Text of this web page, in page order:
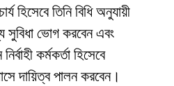
হিসেবে তিনি বিধি অনুযায়ী
সুবিধা ভোগ করবেন এবং
কর্মকর্তা হিসেবে
দায়িত্ব পালন করবেন।